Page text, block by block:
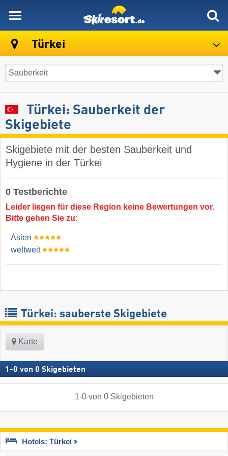
Türkei
Türkei: Sauberkeit der
Skigebiete
Skigebiete mit der besten Sauberkeit und
Hygiene in der Türkei
0 Testberichte
Leider liegen für diese Region keine Bewertungen vor.
Bitte gehen Sie zu:
Asien
weltweit
Türkei: sauberste Skigebiete
Karte
1 -0 von 0 Skigebieten
1-0von 0 Skigebieten
Hotels: Türkei